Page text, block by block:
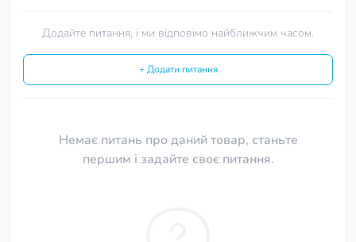
Додайте питання, і ми відповімо найближчим часом.
+ Додати питання
Немає питань про даний товар, станьте
першим і задайте своє питання.